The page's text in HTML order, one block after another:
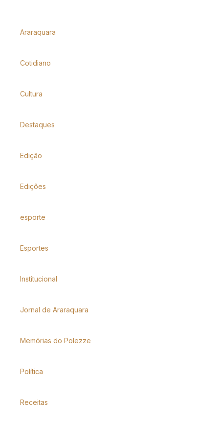
Araraquara
Cotidiano
Cultura
Destaques
Edição
Edições
esporte
Esportes
Institucional
Jornal de Araraquara
Memórias do Polezze
Política
Receitas